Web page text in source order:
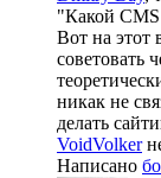
"Какой
Вот на этот
советовать
никак не
делать
VoidVolker
Написано